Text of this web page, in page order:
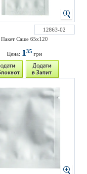
12863-02
Пакет Саше 65х120
Цена: 135 грн